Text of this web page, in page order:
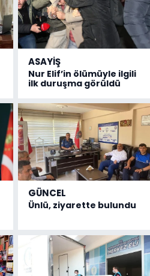
ASAYİŞ
Nur Elif’in ölümüyle ilgili
ilk duruşma görüldü
GÜNCEL
Ünlü, ziyarette bulundu